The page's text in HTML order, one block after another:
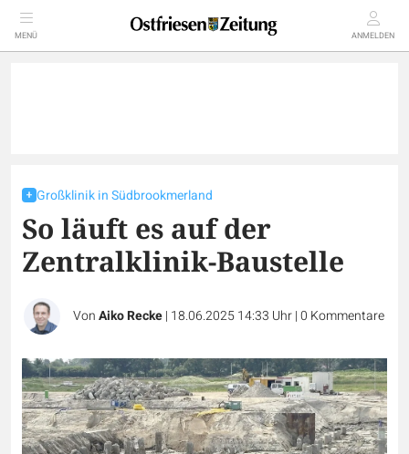
MENÜ ANMELDEN
Großklinik in Südbrookmerland
So läuft es auf der
Zentralklinik-Baustelle
VonAiko Recke| 18.06.2025 14:33 Uhr|0 Kommentare